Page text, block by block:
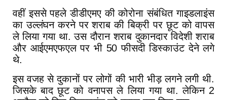
वहीं इससे पहले डीडीएमए की कोरोना संबंधित गाइडलाइंस
का उल्लंघन करने पर शराब की बिक्री पर छूट को वापस
ले लिया गया था.उस दौरान शराब दुकानदार विदेशी शराब
और आईएमएफएल पर भी50फीसदी डिस्काउंट देने लगे
थे.
इस वजह से दुकानों पर लोगों की भारी भीड़ लगने लगी थी.
जिसके बाद छूट को वनापस ले लिया गया था.लेकिन2